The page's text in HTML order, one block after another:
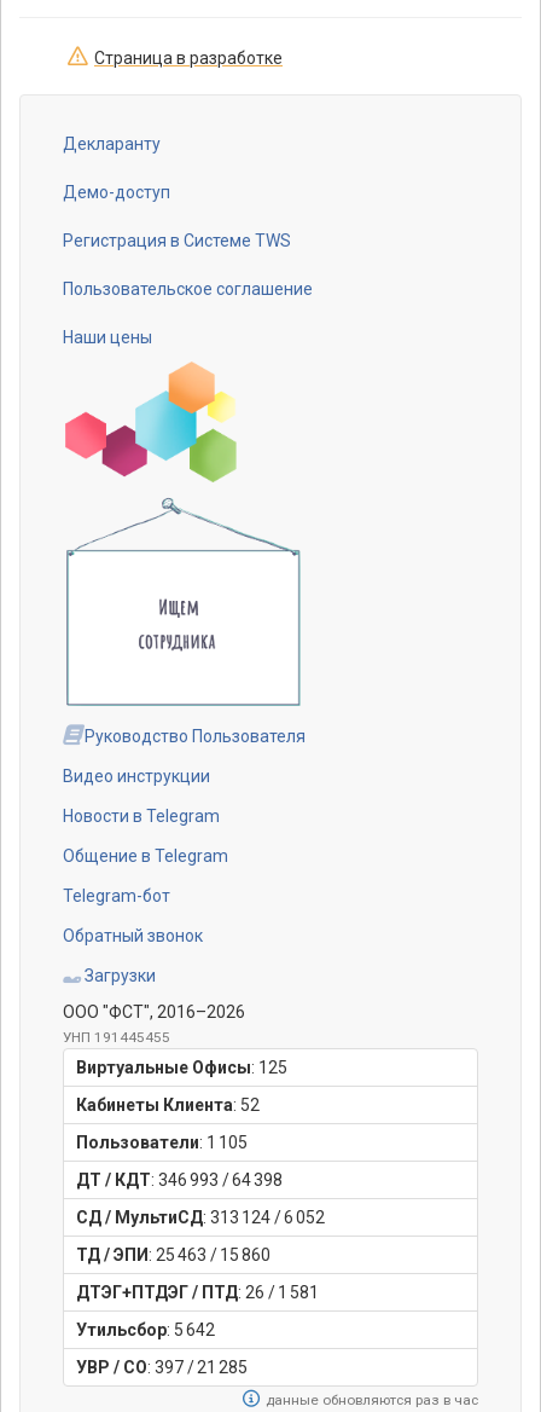
Страница в разработке
Footer
menu
Декларанту
Демо-доступ
Регистрация в Системе TWS
Пользовательское соглашение
Наши цены
Руководство Пользователя
Видео инструкции
Новости в Telegram
Общение в Telegram
Telegram-бот
Обратный звонок
Загрузки
ООО "ФСТ", 2016–2026
УНП 191445455
Виртуальные Офисы: 125
Кабинеты Клиента: 52
Пользователи: 1 105
ДТ / КДТ: 346 993 /64 398
СД / МультиСД: 313 124/6 052
ТД / ЭПИ : 25 463 / 15 860
ДТЭГ+ПТДЭГ / ПТД: 26 / 1 581
Утильсбор: 5 642
УВР / СО: 397/ 21 285
данные обновляются раз в час